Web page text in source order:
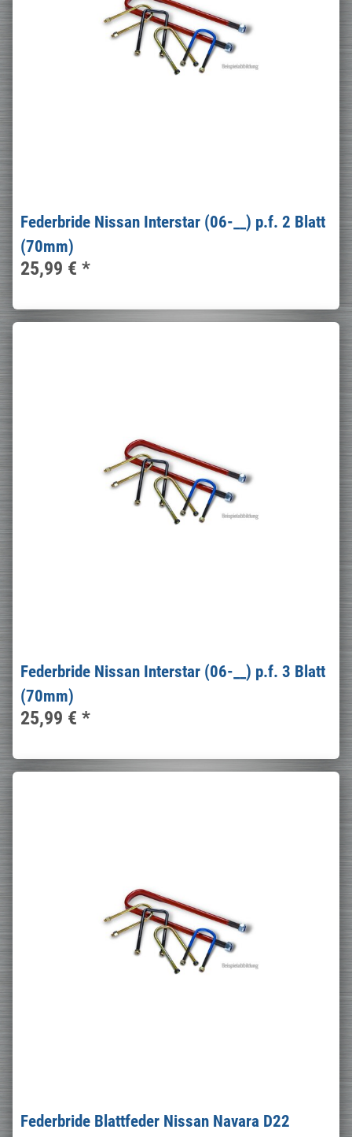
Federbride Nissan Interstar (06-__) p.f. 2 Blatt
(70mm)
25,99 € *
Federbride Nissan Interstar (06-__) p.f. 3 Blatt
(70mm)
25,99 € *
Federbride Blattfeder Nissan Navara D22